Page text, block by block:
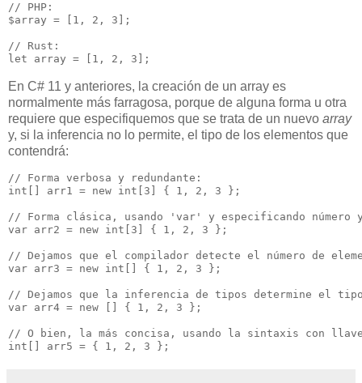
// PHP:
$array = [1, 2, 3];
// Rust:
En C# 11 y anteriores, la creación de un array es
normalmente más farragosa, porque de alguna forma u otra
requiere que especifiquemos que se trata de un nuevo array
y, si la inferencia no lo permite, el tipo de los elementos que
contendrá:
// Forma verbosa y redundante:
int[] arr1 = new int[3] { 1, 2, 3 };
// Forma clásica, usando 'var' y especificando número
var arr2 = new int[3] { 1, 2, 3 };
// Dejamos que el compilador detecte el número de
var arr3 = new int[] { 1, 2, 3 };
// Dejamos que la inferencia de tipos determine el
var arr4 = new [] { 1, 2, 3 };
// O bien, la más concisa, usando la sintaxis con